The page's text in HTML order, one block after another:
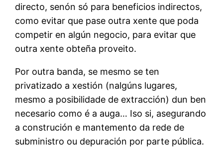
directo, senón só para beneficios indirectos,
como evitar que pase outra xente que poda
competir en algún negocio, para evitar que
outra xente obteña proveito.
Por outra banda, se mesmo se ten
privatizado a xestión (nalgúns lugares,
mesmo a posibilidade de extracción) dun ben
necesario como é a auga… Iso si, asegurando
a construción e mantemento da rede de
subministro ou depuración por parte pública.